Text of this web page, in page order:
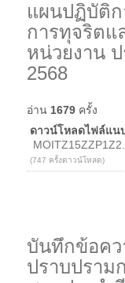
แผนปฏิบัติก
การทุจริตแ
หน่วยงาน
2568
อ่าน 1679 ครั้ง
ดาวน์โหลดไฟล์แน
(747 ครั้งดาวน์โหลด)
บันทึกข้อค
ปราบปราม